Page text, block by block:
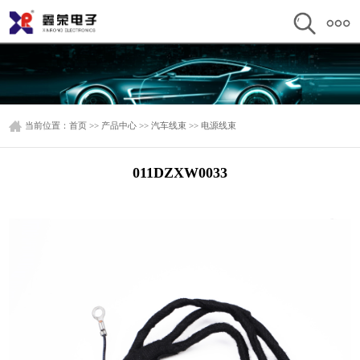
当前位置： 首页 >> 产品中心>> 汽车线束>> 电源线束
011DZXW0033